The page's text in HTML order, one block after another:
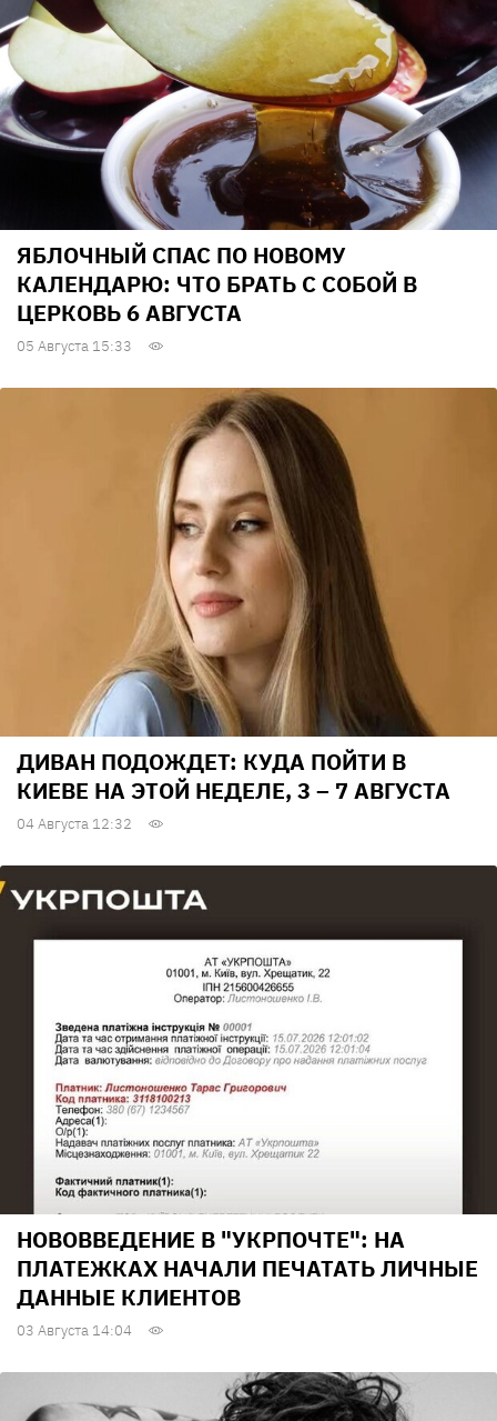
ЯБЛОЧНЫЙ СПАС ПО НОВОМУ
КАЛЕНДАРЮ: ЧТО БРАТЬ С СОБОЙ В
ЦЕРКОВЬ 6 АВГУСТА
05 Августа 15:33
ДИВАН ПОДОЖДЕТ: КУДА ПОЙТИ В
КИЕВЕ НА ЭТОЙ НЕДЕЛЕ, 3 – 7 АВГУСТА
04 Августа 12:32
НОВОВВЕДЕНИЕ В "УКРПОЧТЕ": НА
ПЛАТЕЖКАХ НАЧАЛИ ПЕЧАТАТЬ ЛИЧНЫЕ
ДАННЫЕ КЛИЕНТОВ
03 Августа 14:04